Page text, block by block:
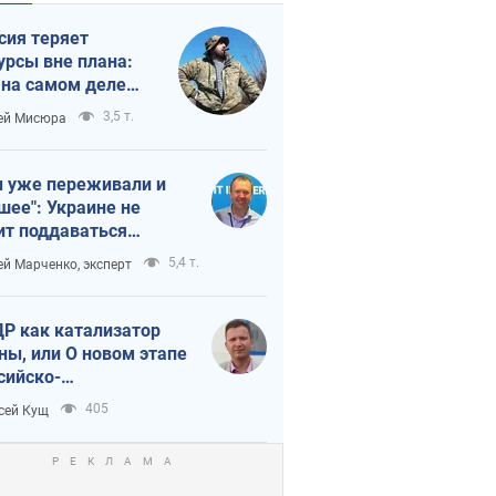
теряет
вне плана:
на самом деле
темп войны
Мисюра 3,5 т.
переживали и
Украине не
поддаваться
из-за
террора
Марченко, эксперт 5,4 т.
как катализатор
или О новом этапе
союза
Кущ 405